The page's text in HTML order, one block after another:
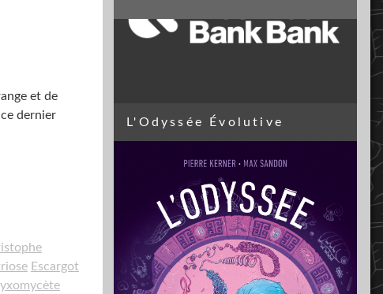
et de
dernier
Escargot
L'Odyssée Évolutive